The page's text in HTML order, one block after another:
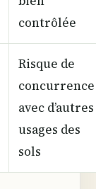
contrôlée
Risque de
concurrence
avec d’autres
usages des
sols